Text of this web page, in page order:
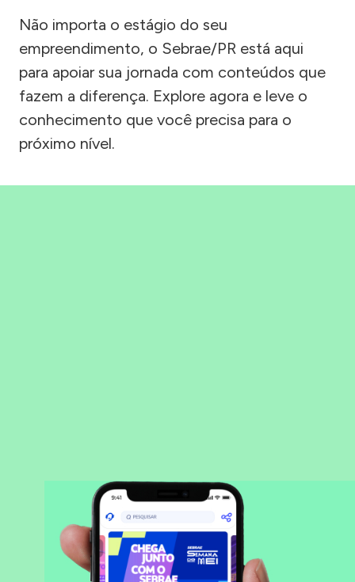
Não importa o estágio do seu
empreendimento, o Sebrae/PR está aqui
para apoiar sua jornada com conteúdos que
fazem a diferença. Explore agora e leve o
conhecimento que você precisa para o
próximo nível.